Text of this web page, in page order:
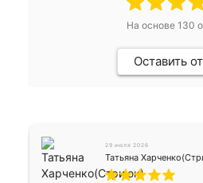
На основе 130
Оставить
29 июля 2026
Татьяна